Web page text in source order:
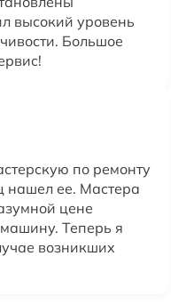
высокий уровень
Большое
по ремонту
нашел ее. Мастера
цене
Теперь я
возникших